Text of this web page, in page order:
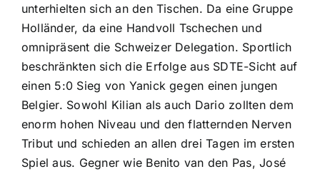
unterhielten sich an den Tischen. Da eine Gruppe
Holländer, da eine Handvoll Tschechen und
omnipräsent die Schweizer Delegation. Sportlich
beschränkten sich die Erfolge aus SDTE-Sicht auf
einen 5:0 Sieg von Yanick gegen einen jungen
Belgier. Sowohl Kilian als auch Dario zollten dem
enorm hohen Niveau und den flatternden Nerven
Tribut und schieden an allen drei Tagen im ersten
Spiel aus. Gegner wie Benito van den Pas, José